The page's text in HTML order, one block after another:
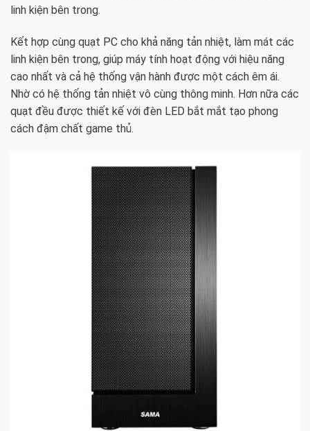
linh kiện bên trong.
Kết hợp cùng quạt PC cho khả năng tản nhiệt, làm mát các
linh kiện bên trong, giúp máy tính hoạt động với hiệu năng
cao nhất và cả hệ thống vận hành được một cách êm ái.
Nhờ có hệ thống tản nhiệt vô cùng thông minh. Hơn nữa các
quạt đều được thiết kế với đèn LED bắt mắt tạo phong
cách đậm chất game thủ.